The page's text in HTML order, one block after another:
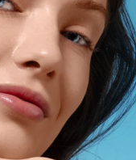
Meus aparelhos
Meus pedidos
Meus endereços
subscrições
Español
Português
Русский
繁體中文